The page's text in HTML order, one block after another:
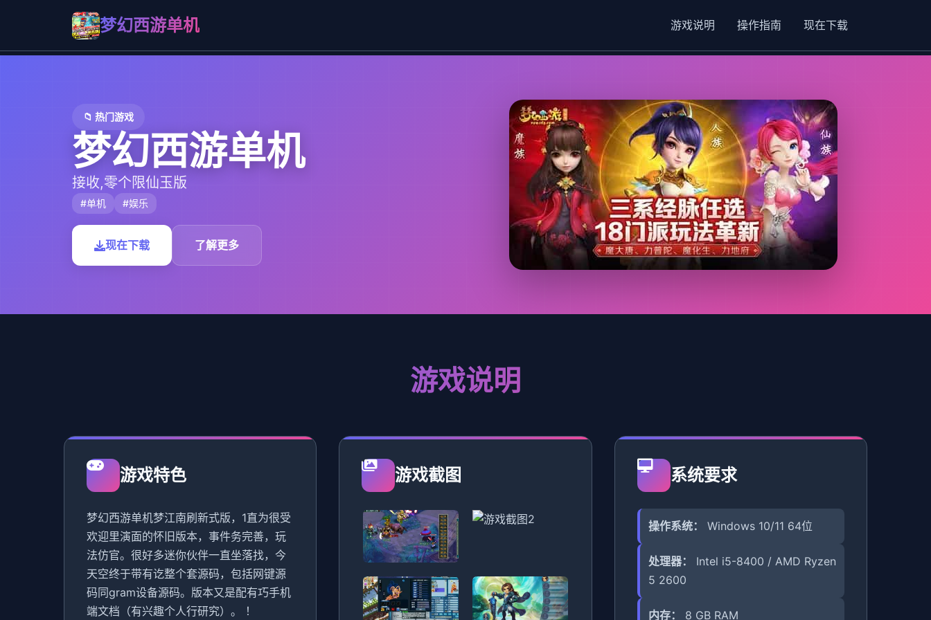
梦幻西游单机 游戏说明 操作指南 现在下载
📁 热门游戏
梦幻西游单机
接收,零个限仙玉版
#单机 #娱乐
现在下载 了解更多
游戏说明
游戏特色
梦幻西游单机梦江南刷新式版，1直为很受
欢迎里演面的怀旧版本，事件务完善，玩
法仿官。很好多迷你伙伴一直坐落找，今
天空终于带有讫整个套源码，包括网键源
码同gram设备源码。版本又是配有巧手机
端文档（有兴趣个人行研究）。 ！
游戏截图 系统要求
操作系统： Windows 10/11 64位
处理器：
Intel i5-8400 / AMD Ryzen
5 2600
内存： 8 GB RAM